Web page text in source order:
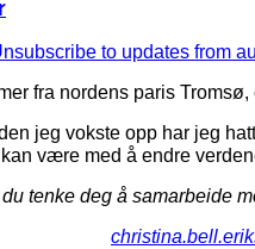
to updates from
fra nordens paris
jeg vokste opp har jeg
være med å endre
tenke deg å samarbeide